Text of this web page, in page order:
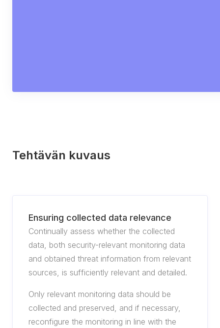
Tehtävän kuvaus
Ensuring collected data relevance
Continually assess whether the collected
data, both security-relevant monitoring data
and obtained threat information from relevant
sources, is sufficiently relevant and detailed.
Only relevant monitoring data should be
collected and preserved, and if necessary,
reconfigure the monitoring in line with the